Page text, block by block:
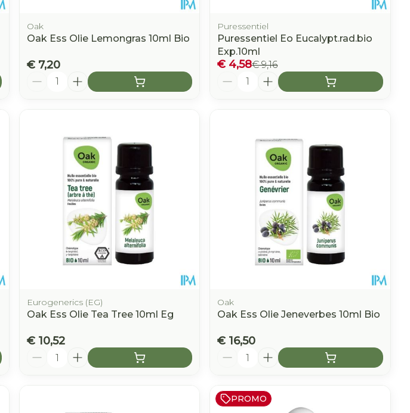
Oak
Oak Ess Olie Lemongras 10ml Bio
€ 7,20
Aantal
Puressentiel
Puressentiel Eo Eucalypt.rad.bio
Exp.10ml
€ 9,16
€ 4,58
Aantal
Eurogenerics (EG)
Oak Ess Olie Tea Tree 10ml Eg
€ 10,52
Aantal
Oak
Oak Ess Olie Jeneverbes 10ml Bio
€ 16,50
Aantal
PROMO